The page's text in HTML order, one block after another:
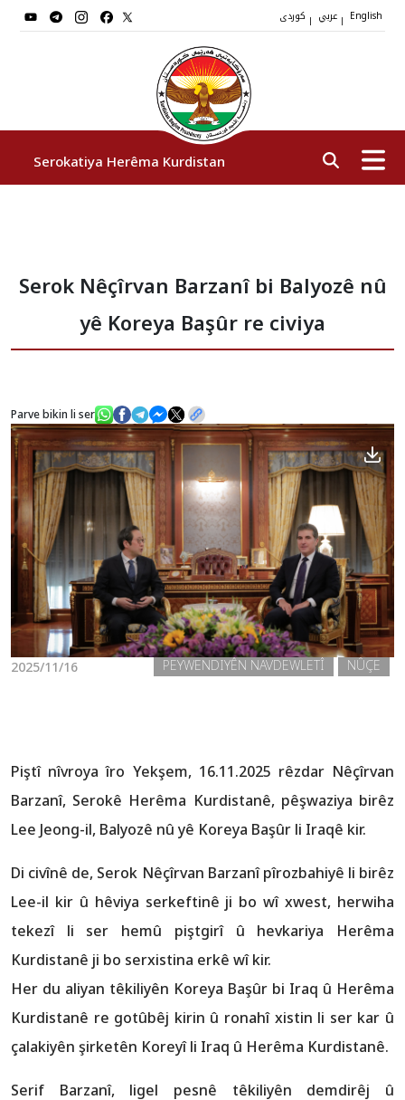
| | English
Serokatiya Herêma Kurdistan
Cîgirên Serok
Stafê Serokatiyê
Sazî
Nûçe
Galerî
Serok Nêçîrvan Barzanî bi Balyozê nû
yê Koreya Başûr re civiya
Parve bikin li ser
2025/11/16 NÛÇE
PEYWENDIYÊN NAVDEWLETÎ
Piştî nîvroya îro Yekşem, 16.11.2025 rêzdar Nêçîrvan
Barzanî, Serokê Herêma Kurdistanê, pêşwaziya birêz
Lee Jeong-il, Balyozê nû yê Koreya Başûr li Iraqê kir.
Di civînê de, Serok Nêçîrvan Barzanî pîrozbahiyê li birêz
Lee-il kir û hêviya serkeftinê ji bo wî xwest, herwiha
tekezî li ser hemû piştgirî û hevkariya Herêma
Kurdistanê ji bo serxistina erkê wî kir.
Her du aliyan têkiliyên Koreya Başûr bi Iraq û Herêma
Kurdistanê re gotûbêj kirin û ronahî xistin li ser kar û
çalakiyên şirketên Koreyî li Iraq û Herêma Kurdistanê.
Serif Barzanî, ligel pesnê têkiliyên demdirêj û